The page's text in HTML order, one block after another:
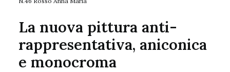
La nuova pittura anti-
rappresentativa, aniconica
e monocroma